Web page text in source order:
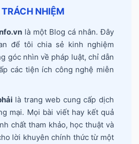
NHIỆM
là một Blog cá nhân. Đây
để tôi chia sẻ kinh nghiệm
góc nhìn về pháp luật, chỉ dẫn
các tiện ích công nghệ miễn
là trang web cung cấp dịch
mại. Mọi bài viết hay kết quả
chất tham khảo, học thuật và
lời khuyên chính thức từ một